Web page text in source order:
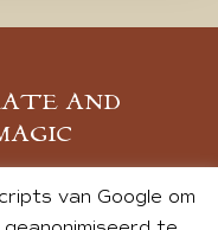
AND
van Google om